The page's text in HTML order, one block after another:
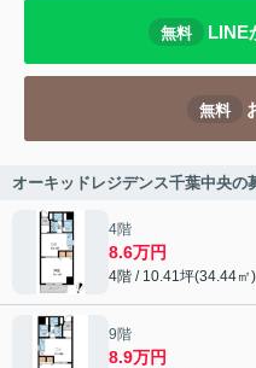
無料 LINE
無料
オーキッドレジデンス千葉中央の
4階
8.6万円
4階 / 10.41坪(34.44㎡)
9階
8.9万円